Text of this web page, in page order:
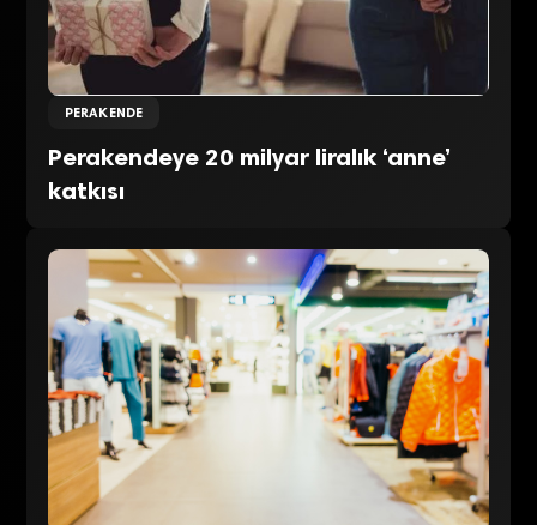
PERAKENDE
Perakendeye 20 milyar liralık ‘anne’
katkısı